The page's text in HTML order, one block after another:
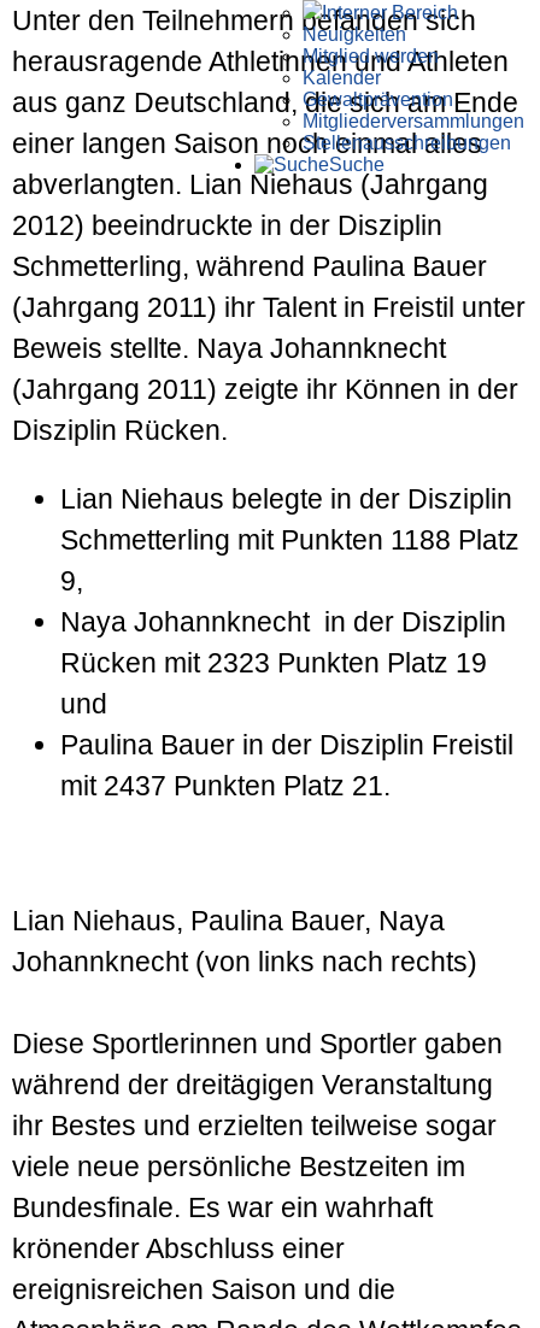
Interner Bereich
Neuigkeiten
Mitglied werden
Kalender
Gewaltprävention
Mitglieder­versammlungen
Stellen­aus­schrei­bungen
Suche
Unter den Teilnehmern befanden sich
herausragende Athletinnen und Athleten
aus ganz Deutschland, die sich am Ende
einer langen Saison noch einmal alles
abverlangten. Lian Niehaus (Jahrgang
2012) beeindruckte in der Disziplin
Schmetterling, während Paulina Bauer
(Jahrgang 2011) ihr Talent in Freistil unter
Beweis stellte. Naya Johannknecht
(Jahrgang 2011) zeigte ihr Können in der
Disziplin Rücken.
Lian Niehaus belegte in der Disziplin
Schmetterling mit Punkten 1188 Platz
9,
Naya Johannknecht in der Disziplin
Rücken mit 2323 Punkten Platz 19
und
Paulina Bauer in der Disziplin Freistil
mit 2437 Punkten Platz 21.
Lian Niehaus, Paulina Bauer, Naya
Johannknecht (von links nach rechts)
Diese Sportlerinnen und Sportler gaben
während der dreitägigen Veranstaltung
ihr Bestes und erzielten teilweise sogar
viele neue persönliche Bestzeiten im
Bundesfinale. Es war ein wahrhaft
krönender Abschluss einer
ereignisreichen Saison und die